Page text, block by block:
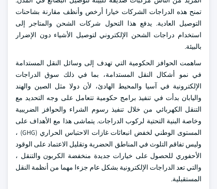
تمنح هذه الدراجات الشركات خيارا أرخص وأنظف مقارنة بشاحنات
التوصيل العادية. يدفع هذا التحول شركات الشحن والمتاجر إلى
استخدام دراجات الشحن الإلكتروني لتوصيل الأشياء دون الإضرار
بالبيئة.
ساهمت الحوافز الحكومية التي تهدف إلى وسائل النقل المستدامة
في نمو أشكال النقل المستدامة، بما في ذلك سوق الدراجات
الإلكترونية في آسيا والمحيط الهادئ، لأن دولا مثل الصين والهند
واليابان بدأت في تنفيذ برامج حكومية تتعامل على وجه التحديد مع
التنقل الكهربائي من خلال تنفيذ رسوم الشراء والحوافز الضريبية
وخاصة البنية التحتية لركوب الدراجات. يتماشى هذا مع الأهداف على
المستوى الوطني لخفض انبعاثات غازات الاحتباس الحراري (GHG) ،
وليس تفاقم التلوث في المناطق الحضرية وتقليل الاعتماد على الوقود
الأحفوري للحصول على خيارات جديدة منخفضة الكربون والتنقل ،
والتي تعد الدراجات الإلكترونية بشكل عام جزءا مهما من أنظمة النقل
المستقبلية.